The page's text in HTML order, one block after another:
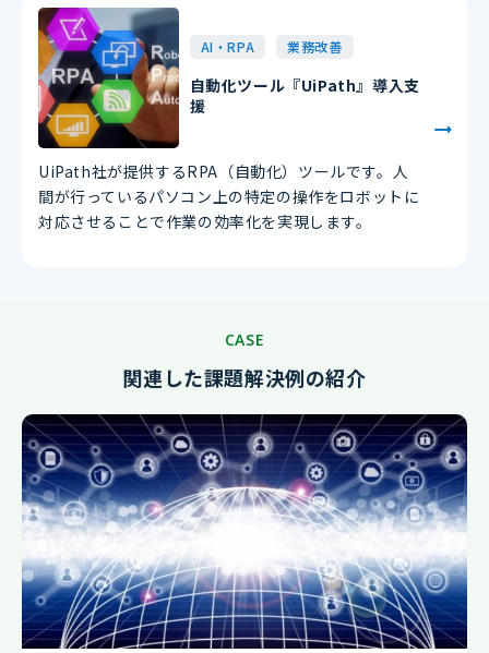
AI・RPA 業務改善
自動化ツール『UiPath』導入支
援
UiPath社が提供するRPA（自動化）ツールです。人
間が行っているパソコン上の特定の操作をロボットに
対応させることで作業の効率化を実現します。
CASE
関連した課題解決例の紹介